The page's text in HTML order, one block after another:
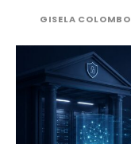
GISELA COLOMBO